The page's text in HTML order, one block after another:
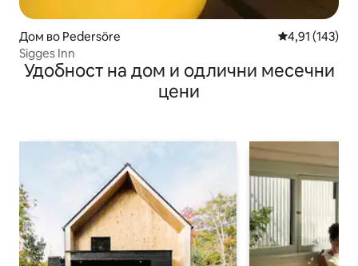
Дом во Pedersöre Просечна
4,91 (143)
Sigges Inn
Удобност на дом и одлични месечни
цени